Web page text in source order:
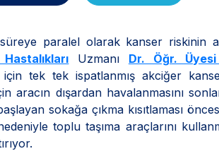
paralel olarak kanser riskinin
Uzmanı Dr. Öğr.
tek tek ispatlanmış akciğer
dışardan havalanmasını
sokağa çıkma kısıtlaması
toplu taşıma araçlarını